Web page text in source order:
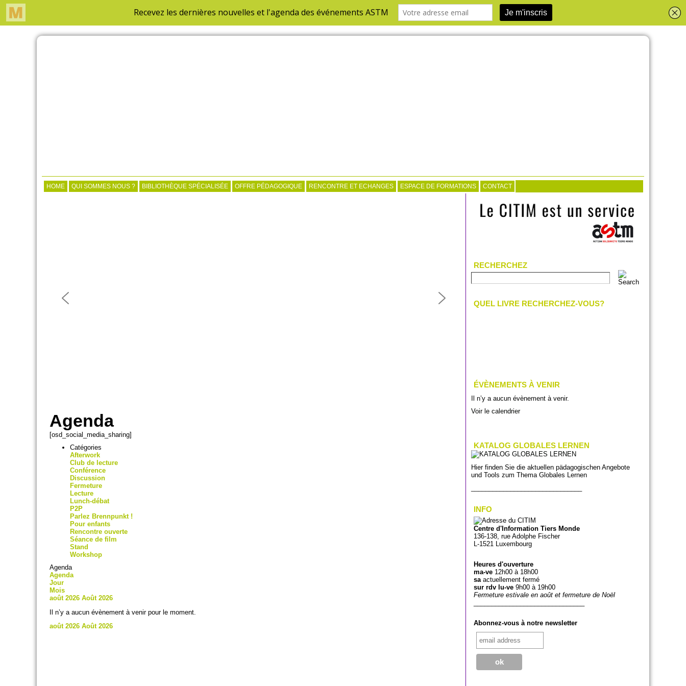
HOME QUI SOMMES NOUS ? BIBLIOTHÈQUE SPÉCIALISÉE OFFRE PÉDAGOGIQUE RENCONTRE ET ECHANGES ESPACE DE FORMATIONS CONTACT
Agenda
[osd_social_media_sharing]
Catégories
Afterwork
Club de lecture
Conférence
Discussion
Fermeture
Lecture
Lunch-débat
P2P
Parlez Brennpunkt !
Pour enfants
Rencontre ouverte
Séance de film
Stand
Workshop
Agenda
Agenda
Jour
Mois
août 2026 Août 2026
Il n’y a aucun évènement à venir pour le moment.
août 2026 Août 2026
RECHERCHEZ
QUEL LIVRE RECHERCHEZ-VOUS?
ÉVÈNEMENTS À VENIR
Il n’y a aucun évènement à venir.
Voir le calendrier
KATALOG GLOBALES LERNEN
Hier finden Sie die aktuellen pädagogischen Angebote
und Tools zum Thema Globales Lernen
INFO
Centre d'Information Tiers Monde
136-138, rue Adolphe Fischer
L-1521 Luxembourg
Heures d'ouverture
ma-ve 12h00 à 18h00
saactuellement fermé
sur rdv lu-ve 9h00 à 19h00
Fermeture estivale en août et fermeture de Noël
Abonnez-vous à notre newsletter